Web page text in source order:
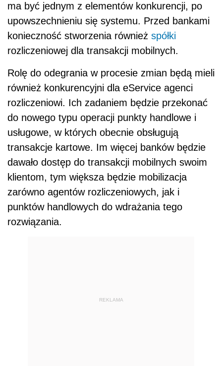
ma być jednym z elementów konkurencji, po
upowszechnieniu się systemu. Przed bankami
konieczność stworzenia również spółki
rozliczeniowej dla transakcji mobilnych.
Rolę do odegrania w procesie zmian będą mieli
również konkurencyjni dla eService agenci
rozliczeniowi. Ich zadaniem będzie przekonać
do nowego typu operacji punkty handlowe i
usługowe, w których obecnie obsługują
transakcje kartowe. Im więcej banków będzie
dawało dostęp do transakcji mobilnych swoim
klientom, tym większa będzie mobilizacja
zarówno agentów rozliczeniowych, jak i
punktów handlowych do wdrażania tego
rozwiązania.
REKLAMA